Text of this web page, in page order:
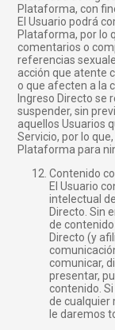
Plataforma, con
El Usuario podrá
Plataforma, por lo
comentarios o
referencias
acción que atente
o que afecten a la
Ingreso Directo se
suspender, sin
aquellos Usuarios
Servicio, por lo
Plataforma para
Contenido
El Usuario
intelectual
Directo. Sin
de
Directo (y
comunicar,
presentar,
contenido.
de cualquier
le daremos